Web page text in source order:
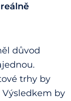
důvod
trhy by
Výsledkem by